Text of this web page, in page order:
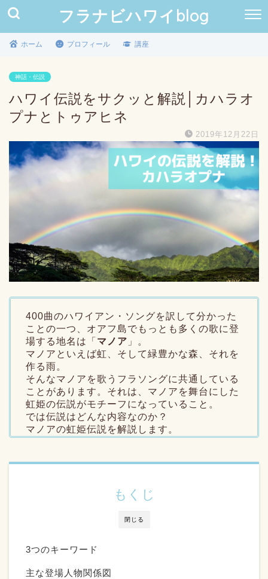
フラナビハワイblog
ホーム プロフィール 講座
神話・伝説
ハワイ伝説をサクッと解説│カハラオ
プナとトゥアヒネ
2019年12月22日
400曲のハワイアン・ソングを訳して分かった
ことの一つ、オアフ島でもっとも多くの歌に登
場する地名は「 マノア 」。
マノアといえば虹、そして緑豊かな森、それを
作る雨。
そんなマノアを歌うフラソングに共通している
ことがあります。それは、マノアを舞台にした
虹姫の伝説がモチーフになっていること。
では伝説はどんな内容なのか？
マノアの虹姫伝説を解説します。
閉じる
もくじ
3つのキーワード
主な登場人物関係図